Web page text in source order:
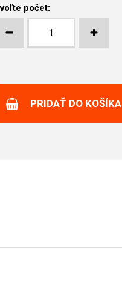
počet:
PRIDAŤ DO KOŠÍKA